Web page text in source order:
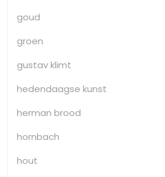
goud
groen
gustav klimt
hedendaagse kunst
herman brood
hornbach
hout